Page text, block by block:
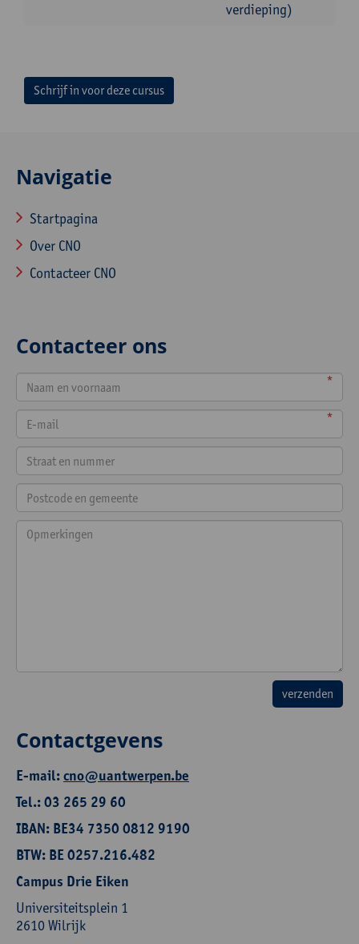
verdieping)
Schrijf in voor deze cursus
Navigatie
Startpagina
Over CNO
Contacteer CNO
Contacteer ons
*
*
Contactgevens
E-mail:cno@uantwerpen.be
Tel.: 03 265 29 60
IBAN: BE34 7350 0812 9190
BTW: BE 0257.216.482
Campus Drie Eiken
Universiteitsplein 1
2610 Wilrijk